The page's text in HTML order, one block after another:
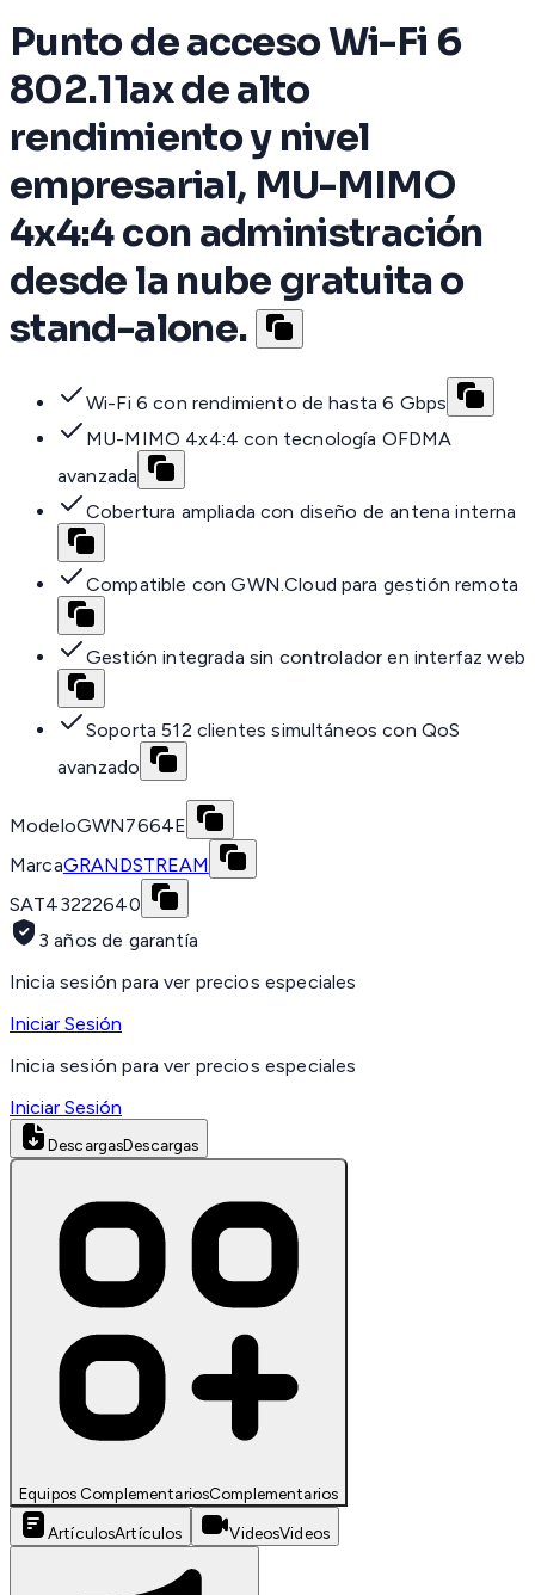
Punto de acceso Wi-Fi 6
802.11ax de alto
rendimiento y nivel
empresarial, MU-MIMO
4x4:4 con administración
desde la nube gratuita o
stand-alone.
Wi-Fi 6 con rendimiento de hasta 6 Gbps
MU-MIMO 4x4:4 con tecnología OFDMA
avanzada
Cobertura ampliada con diseño de antena interna
Compatible con GWN.Cloud para gestión remota
Gestión integrada sin controlador en interfaz web
Soporta 512 clientes simultáneos con QoS
avanzado
ModeloGWN7664E
MarcaGRANDSTREAM
SAT43222640
3 años de garantía
Inicia sesión para ver precios especiales
Iniciar Sesión
Inicia sesión para ver precios especiales
Iniciar Sesión
DescargasDescargas
Equipos ComplementariosComplementarios
ArtículosArtículos VideosVideos